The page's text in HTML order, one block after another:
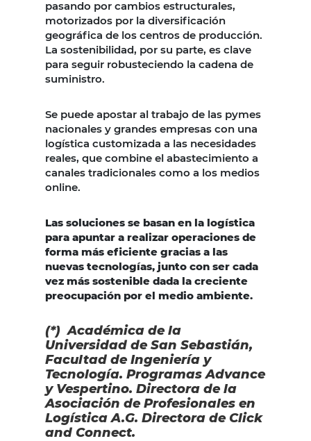
pasando por cambios estructurales,
motorizados por la diversificación
geográfica de los centros de producción.
La sostenibilidad, por su parte, es clave
para seguir robusteciendo la cadena de
suministro.
Se puede apostar al trabajo de las pymes
nacionales y grandes empresas con una
logística customizada a las necesidades
reales, que combine el abastecimiento a
canales tradicionales como a los medios
online.
Las soluciones se basan en la logística
para apuntar a realizar operaciones de
forma más eficiente gracias a las
nuevas tecnologías, junto con ser cada
vez más sostenible dada la creciente
preocupación por el medio ambiente.
(*) Académica de la
Universidad de San Sebastián,
Facultad de Ingeniería y
Tecnología. Programas Advance
y Vespertino. Directora de la
Asociación de Profesionales en
Logística A.G. Directora de Click
and Connect.